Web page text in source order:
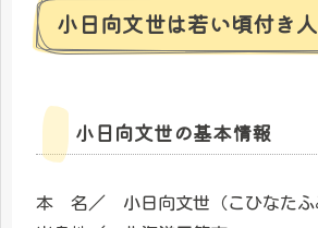
小日向文世は若い頃付き
小日向文世の基本情報
本 名／ 小日向文世（こひなたふ